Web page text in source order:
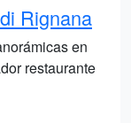
Rignana
en
restaurante